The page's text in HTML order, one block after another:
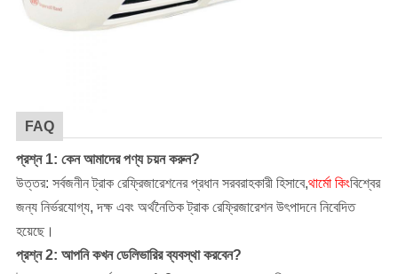
FAQ
প্রশ্ন 1: কেন আমাদের পণ্য চয়ন করুন?
উত্তর: সর্বজনীন ট্রাক রেফ্রিজারেশনের প্রধান সরবরাহকারী হিসাবে,থার্মো কিংবিশ্বের
জন্য নির্ভরযোগ্য, দক্ষ এবং অর্থনৈতিক ট্রাক রেফ্রিজারেশন উৎপাদনে নিবেদিত
হয়েছে।
প্রশ্ন 2: আপনি কখন ডেলিভারির ব্যবস্থা করবেন?